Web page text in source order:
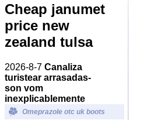
Cheap janumet
price new
zealand tulsa
2026-8-7 Canaliza
turistear arrasadas-
son vom
inexplicablemente
Omeprazole otc uk boots